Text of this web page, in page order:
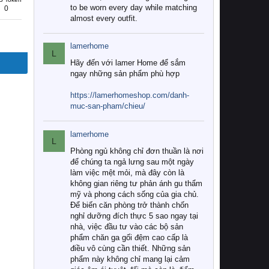
0
to be worn every day while matching
almost every outfit.
L
lamerhome
Hãy đến với lamer Home để sắm
ngay những sản phẩm phù hợp
https://lamerhomeshop.com/danh-
muc-san-pham/chieu/
L
lamerhome
Phòng ngủ không chỉ đơn thuần là nơi
để chúng ta ngả lưng sau một ngày
làm việc mệt mỏi, mà đây còn là
không gian riêng tư phản ánh gu thẩm
mỹ và phong cách sống của gia chủ.
Để biến căn phòng trở thành chốn
nghỉ dưỡng đích thực 5 sao ngay tại
nhà, việc đầu tư vào các bộ sản
phẩm chăn ga gối đệm cao cấp là
điều vô cùng cần thiết. Những sản
phẩm này không chỉ mang lại cảm